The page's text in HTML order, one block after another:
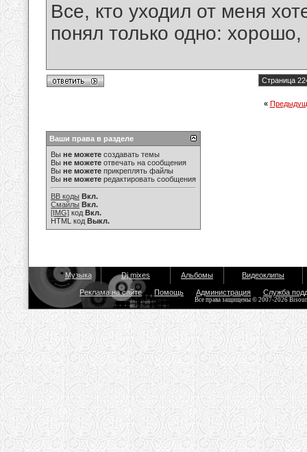
Все, кто уходил от меня
понял только одно:
Страница
«
Ваши права в разделе
Вы не можете создавать темы
Вы не можете отвечать на сообщения
Вы не можете прикреплять файлы
Вы не можете редактировать сообщения
BB коды Вкл.
Смайлы Вкл.
[IMG] код Вкл.
HTML код Выкл.
Музыка Dj mixes Альбомы Видеоклипы
Реклама на сайте Помощь Администрация Служба
Все права защищены © 2007-2026